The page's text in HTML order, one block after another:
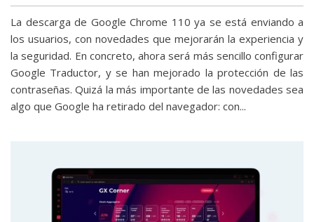
La descarga de Google Chrome 110 ya se está enviando a
los usuarios, con novedades que mejorarán la experiencia y
la seguridad. En concreto, ahora será más sencillo configurar
Google Traductor, y se han mejorado la protección de las
contraseñas. Quizá la más importante de las novedades sea
algo que Google ha retirado del navegador: con...